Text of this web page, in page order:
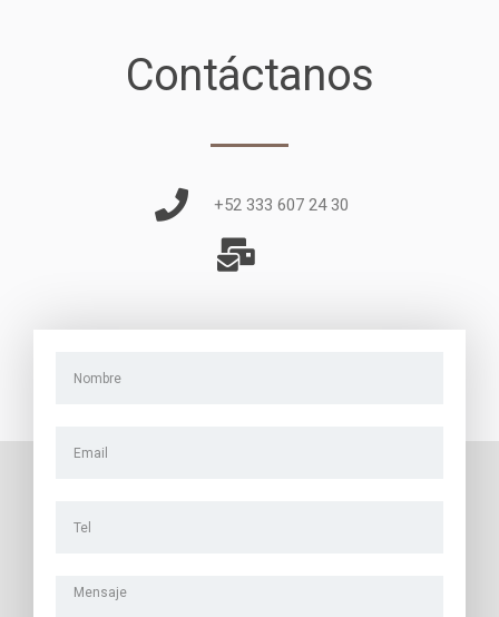
Contáctanos
+52 333 607 24 30
Message